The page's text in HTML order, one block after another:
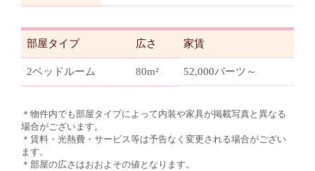
部屋タイプ 広さ 家賃
2ベッドルーム 80m² 52,000バーツ～
＊物件内でも部屋タイプによって内装や家具が掲載写真と異なる
場合がございます。
＊賃料・光熱費・サービス等は予告なく変更される場合がござい
ます。
＊部屋の広さはおおよその値となります。